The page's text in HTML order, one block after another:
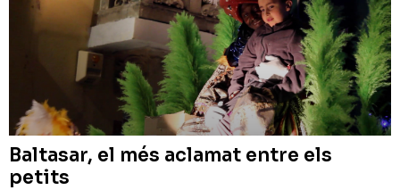
Baltasar, el més aclamat entre els
petits